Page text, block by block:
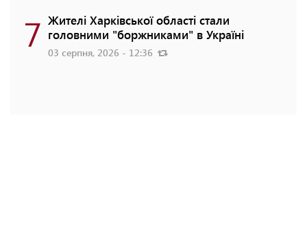
7 Жителі Харківської області стали
головними "боржниками" в Україні
03 серпня, 2026 - 12:36